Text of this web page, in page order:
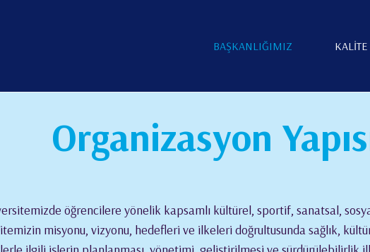
BAŞKANLIĞIMIZ KALİTE
Organizasyon
öğrencilere yönelik kapsamlı kültürel, sportif, sanatsal,
misyonu, vizyonu, hedefleri ve ilkeleri doğrultusunda sağlık,